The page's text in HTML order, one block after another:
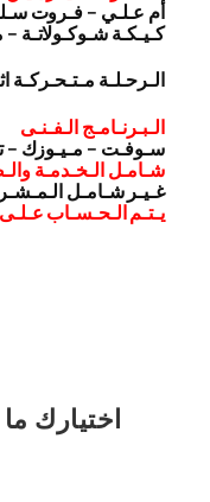
أم عـلـي – فـروت
كـيـكـة شـوكـولاتـة
الـرحـلـة مـتـحـركـة
الـبـرنـامـج الـفـنـى
سـوفـت – مـيـوزك –
شـامـل الـخـدمـة
غـيـر شـامـل
يـتـم الـحـسـاب
اختيارك